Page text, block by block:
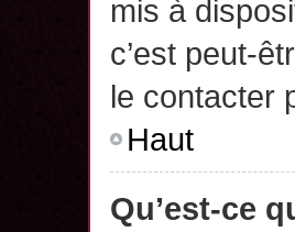
mis à
c’est peut-
le contacter
Haut
Qu’est-ce